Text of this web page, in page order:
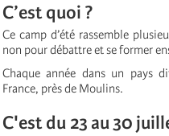
C’est quoi ?
Ce camp d’été rassemble
non pour débattre et se former
Chaque année dans un pays
France, près de Moulins.
C'est du 23 au 30